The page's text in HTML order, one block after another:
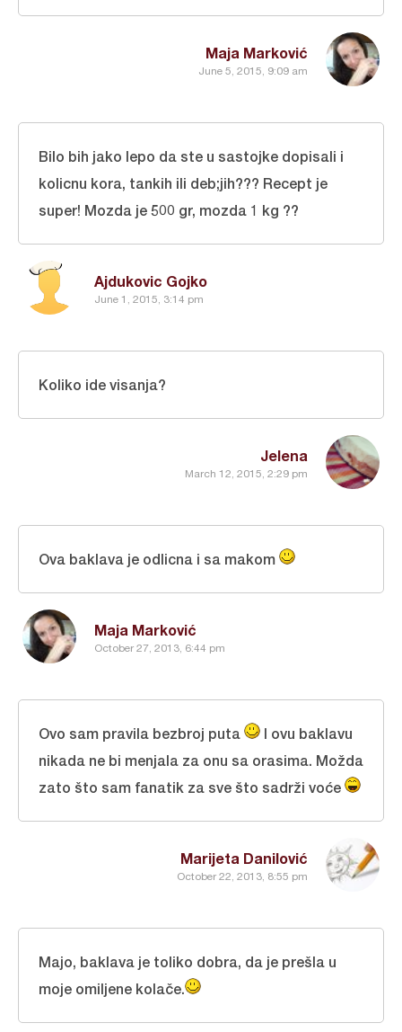
Maja Marković
June 5, 2015, 9:09 am
Ajdukovic Gojko
June 1, 2015, 3:14 pm
Bilo bih jako lepo da ste u sastojke dopisali i
kolicnu kora, tankih ili deb;jih??? Recept je
super! Mozda je 500 gr, mozda 1 kg ??
Jelena
March 12, 2015, 2:29 pm
Koliko ide visanja?
Maja Marković
October 27, 2013, 6:44 pm
Ova baklava je odlicna i sa makom
Marijeta Danilović
October 22, 2013, 8:55 pm
Ovo sam pravila bezbroj puta
I ovu baklavu
nikada ne bi menjala za onu sa orasima. Možda
zato što sam fanatik za sve što sadrži voće
Majo, baklava je toliko dobra, da je prešla u
moje omiljene kolače.